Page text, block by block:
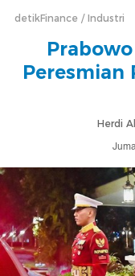
detikFinance Industri
Peresmian
Herdi